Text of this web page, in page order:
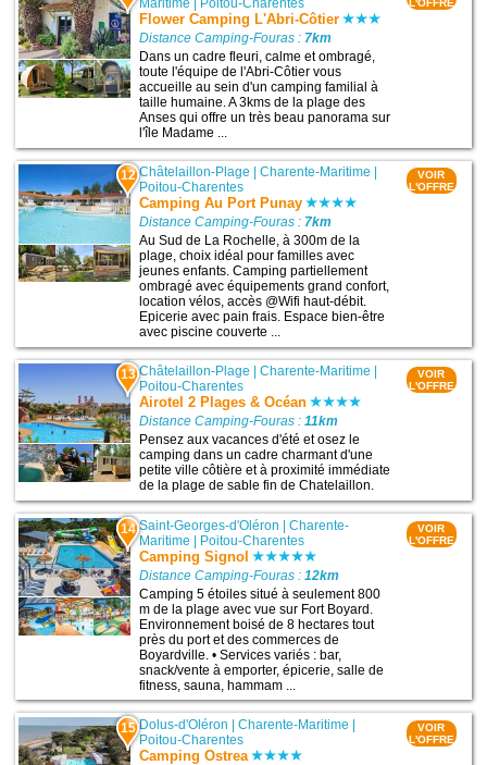
Maritime Poitou-Charentes
Flower Camping L'Abri-Côtier
Distance Camping-Fouras : 7km
Dans un cadre fleuri, calme et ombragé,
toute l'équipe de l'Abri-Côtier vous
accueille au sein d'un camping familial à
taille humaine. A 3kms de la plage des
Anses qui offre un très beau panorama sur
l'île Madame ...
L'OFFRE
12 Châtelaillon-Plage |Charente-Maritime
Poitou-Charentes
Camping Au Port Punay
Distance Camping-Fouras : 7km
Au Sud de La Rochelle, à 300m de la
plage, choix idéal pour familles avec
jeunes enfants. Camping partiellement
ombragé avec équipements grand confort,
location vélos, accès @Wifi haut-débit.
Epicerie avec pain frais. Espace bien-être
avec piscine couverte ...
VOIR
L'OFFRE
13 Châtelaillon-Plage |Charente-Maritime
Poitou-Charentes
Airotel 2 Plages & Océan
Distance Camping-Fouras :11km
Pensez aux vacances d'été et osez le
camping dans un cadre charmant d'une
petite ville côtière et à proximité immédiate
de la plage de sable fin de Chatelaillon.
VOIR
L'OFFRE
14 Saint-Georges-d'Oléron |Charente-
Maritime | Poitou-Charentes
Camping Signol
Distance Camping-Fouras :12km
Camping 5 étoiles situé à seulement 800
m de la plage avec vue sur Fort Boyard.
Environnement boisé de 8 hectares tout
près du port et des commerces de
Boyardville. • Services variés : bar,
snack/vente à emporter, épicerie, salle de
fitness, sauna, hammam ...
VOIR
L'OFFRE
15 Dolus-d'Oléron |Charente-Maritime |
Poitou-Charentes
Camping Ostrea
VOIR
L'OFFRE